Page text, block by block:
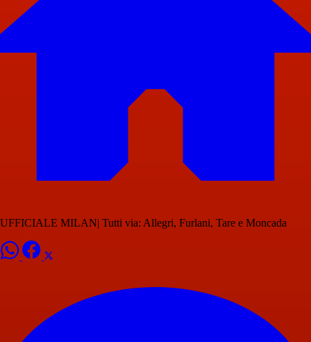
UFFICIALE MILAN| Tutti via: Allegri, Furlani, Tare e Moncada